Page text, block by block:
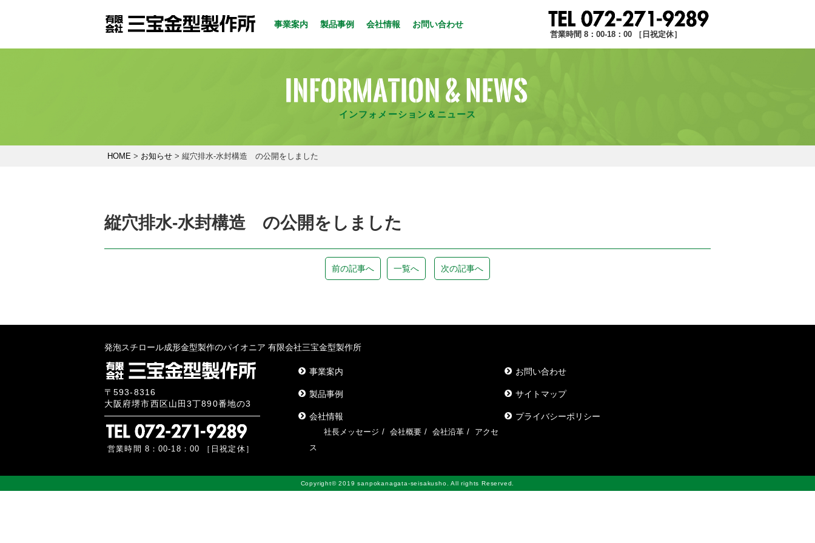
事業案内 製品事例 会社情報 お問い合わせ
営業時間 8：00-18：00 ［日祝定休］
インフォメーション＆ニュース
HOME > お知らせ > 縦穴排水-水封構造 の公開をしました
縦穴排水-水封構造 の公開をしました
前の記事へ 一覧へ 次の記事へ
事業案内
製品事例
会社情報
社長メッセージ 会社概要 会社沿革
アクセ
ス
お問い合わせ
サイトマップ
プライバシーポリシー
発泡スチロール成形金型製作のパイオニア 有限会社三宝金型製作所
〒593-8316
大阪府堺市西区山田3丁890番地の3
営業時間 8：00-18：00 ［日祝定休］
Copyright© 2019 sanpokanagata-seisakusho. All rights Reserved.